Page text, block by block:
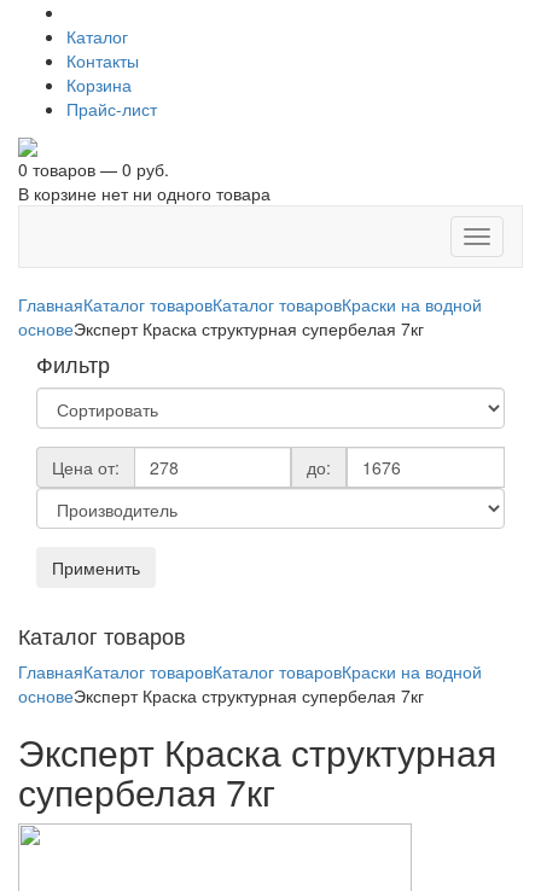
Каталог
Контакты
Корзина
Прайс-лист
0 товаров — 0 руб.
В корзине нет ни одного товара
Toggle
ГлавнаяКаталог товаровКаталог товаровКраски на водной
основеЭксперт Краска структурная супербелая 7кг
Фильтр
Цена от: до:
Применить
Каталог товаров
ГлавнаяКаталог товаровКаталог товаровКраски на водной
основеЭксперт Краска структурная супербелая 7кг
Эксперт Краска структурная
супербелая 7кг